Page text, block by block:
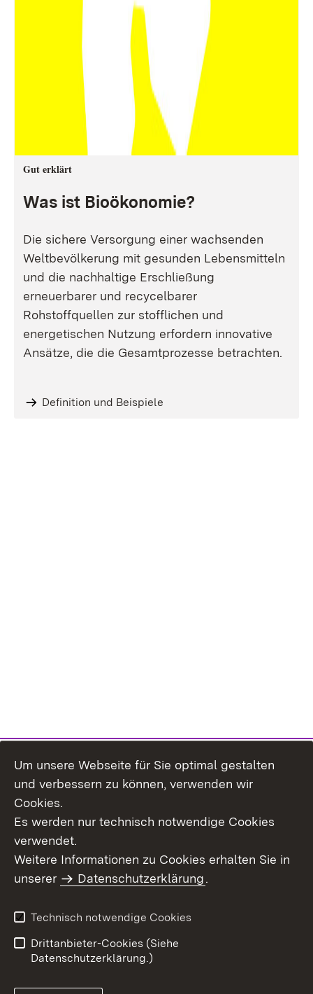
Gut erklärt
Was ist Bioökonomie?
Die sichere Versorgung einer wachsenden
Weltbevölkerung mit gesunden Lebensmitteln
und die nachhaltige Erschließung
erneuerbarer und recycelbarer
Rohstoffquellen zur stofflichen und
energetischen Nutzung erfordern innovative
Ansätze, die die Gesamtprozesse betrachten.
Definition und Beispiele
Themenübersicht
Barrierefreiheit
Um unsere Webseite für Sie optimal gestalten
und verbessern zu können, verwenden wir
Cookies.
Es werden nur technisch notwendige Cookies
verwendet.
Weitere Informationen zu Cookies erhalten Sie in
unserer
Datenschutzerklärung.
Technisch notwendige Cookies
Drittanbieter-Cookies (Siehe
Datenschutzerklärung.)